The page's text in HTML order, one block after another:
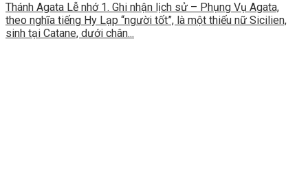
Thánh Agata Lễ nhớ 1. Ghi nhận lịch sử – Phụng Vụ Agata,
theo nghĩa tiếng Hy Lạp “người tốt”, là một thiếu nữ Sicilien,
sinh tại Catane, dưới chân...